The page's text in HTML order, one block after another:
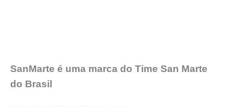
SanMarte é uma marca do Time San Marte
do Brasil